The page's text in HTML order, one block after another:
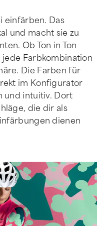
einfärben. Das
und macht sie zu
Ob Ton in Ton
Farbkombination
Die Farben für
im Konfigurator
und intuitiv. Dort
die dir als
dienen